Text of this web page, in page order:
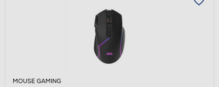
MOUSE GAMING